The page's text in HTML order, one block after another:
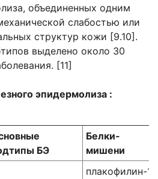
объединенных одним
слабостью или
структур кожи [9.10].
выделено около 30
[11]
эпидермолиза :
БЭ
Белки-
мишени
плакофилин-1;